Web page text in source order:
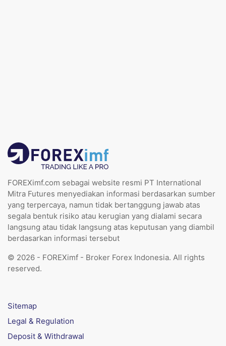
FOREXimf.com sebagai website resmi PT International
Mitra Futures menyediakan informasi berdasarkan sumber
yang terpercaya, namun tidak bertanggung jawab atas
segala bentuk risiko atau kerugian yang dialami secara
langsung atau tidak langsung atas keputusan yang diambil
berdasarkan informasi tersebut
© 2026 - FOREXimf - Broker Forex Indonesia. All rights
reserved.
Sitemap
Legal & Regulation
Deposit & Withdrawal